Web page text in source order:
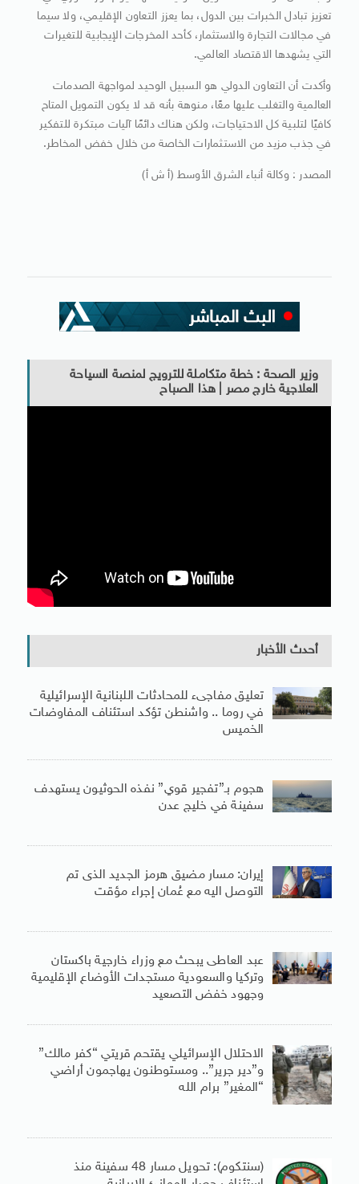
تعزيز تبادل الخبرات بين الدول، بما يعزز التعاون الإقليمي، ولا سيما
في مجالات التجارة والاستثمار، كأحد المخرجات الإيجابية للتغيرات
التي يشهدها الاقتصاد العالمي.
وأكدت أن التعاون الدولي هو السبيل الوحيد لمواجهة الصدمات
العالمية والتغلب عليها معًا، منوهة بأنه قد لا يكون التمويل المتاح
كافيًا لتلبية كل الاحتياجات، ولكن هناك دائمًا آليات مبتكرة للتفكير
في جذب مزيد من الاستثمارات الخاصة من خلال خفض المخاطر.
المصدر : وكالة أنباء الشرق الأوسط (أ ش أ)
وزير الصحة : خطة متكاملة للترويج لمنصة السياحة
العلاجية خارج مصر | هذا الصباح
أحدث الأخبار
تعليق مفاجىء للمحادثات اللبنانية الإسرائيلية
في روما .. واشنطن تؤكد استئناف المفاوضات
الخميس
هجوم بـ”تفجير قوي” نفذه الحوثيون يستهدف
سفينة في خليج عدن
إيران: مسار مضيق هرمز الجديد الذى تم
التوصل اليه مع عُمان إجراء مؤقت
عبد العاطى يبحث مع وزراء خارجية باكستان
وتركيا والسعودية مستجدات الأوضاع الإقليمية
وجهود خفض التصعيد
الاحتلال الإسرائيلي يقتحم قريتي “كفر مالك”
و”دير جرير”.. ومستوطنون يهاجمون أراضي
“المغير” برام الله
(سنتكوم): تحويل مسار 48 سفينة منذ